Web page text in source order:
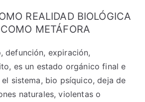
REALIDAD BIOLÓGICA
METÁFORA
defunción, expiración,
es un estado orgánico final e
sistema, bio psíquico, deja de
naturales, violentas o